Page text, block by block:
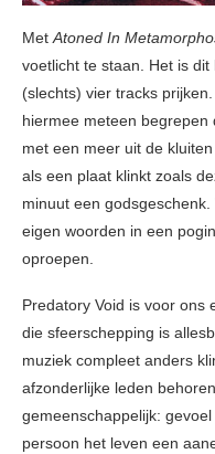
MetAtoned In
voetlicht te staan. Het is
(slechts) vier tracks
hiermee meteen begrepen
met een meer uit de
als een plaat klinkt zoals
minuut een
eigen woorden in een
oproepen.
Predatory Void is voor ons
die sfeerschepping is
muziek compleet anders
afzonderlijke leden
gemeenschappelijk:
persoon het leven een